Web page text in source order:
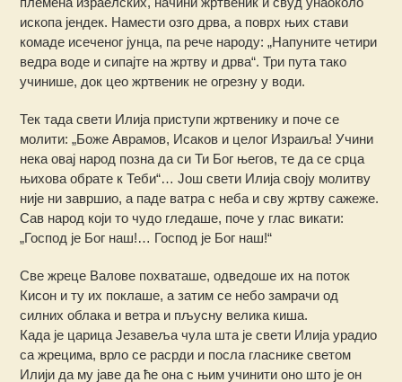
ископа јендек. Намести озго дрва, а поврх њих стави
комаде исеченог јунца, па рече народу: „Напуните четири
ведра воде и сипајте на жртву и дрва“. Три пута тако
учинише, док цео жртвеник не огрезну у води.
Тек тада свети Илија приступи жртвенику и поче се
молити: „Боже Аврамов, Исаков и целог Израиља! Учини
нека овај народ позна да си Ти Бог његов, те да се срца
њихова обрате к Теби“… Још свети Илија своју молитву
није ни завршио, а паде ватра с неба и сву жртву сажеже.
Сав народ који то чудо гледаше, поче у глас викати:
„Господ је Бог наш!… Господ је Бог наш!“
Све жреце Валове похваташе, одведоше их на поток
Кисон и ту их поклаше, а затим се небо замрачи од
силних облака и ветра и пљусну велика киша.
Када је царица Језавеља чула шта је свети Илија урадио
са жрецима, врло се расрди и посла гласнике светом
Илији да му јаве да ће она с њим учинити оно што је он